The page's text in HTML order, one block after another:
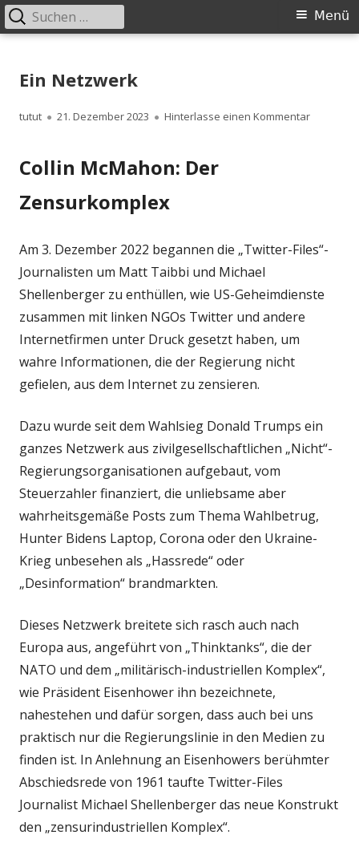
zum
Primäres
Menü
Suchen
nach:
Ein Netzwerk
Autor
tutut
Veröffentlicht
21. Dezember 2023 Hinterlasse einen Kommentarzu Ein
Collin McMahon: Der
Zensurkomplex
Am 3. Dezember 2022 begannen die „Twitter-Files“-
Journalisten um Matt Taibbi und Michael
Shellenberger zu enthüllen, wie US-Geheimdienste
zusammen mit linken NGOs Twitter und andere
Internetfirmen unter Druck gesetzt haben, um
wahre Informationen, die der Regierung nicht
gefielen, aus dem Internet zu zensieren.
Dazu wurde seit dem Wahlsieg Donald Trumps ein
ganzes Netzwerk aus zivilgesellschaftlichen „Nicht“-
Regierungsorganisationen aufgebaut, vom
Steuerzahler finanziert, die unliebsame aber
wahrheitsgemäße Posts zum Thema Wahlbetrug,
Hunter Bidens Laptop, Corona oder den Ukraine-
Krieg unbesehen als „Hassrede“ oder
„Desinformation“ brandmarkten.
Dieses Netzwerk breitete sich rasch auch nach
Europa aus, angeführt von „Thinktanks“, die der
NATO und dem „militärisch-industriellen Komplex“,
wie Präsident Eisenhower ihn bezeichnete,
nahestehen und dafür sorgen, dass auch bei uns
praktisch nur die Regierungslinie in den Medien zu
finden ist. In Anlehnung an Eisenhowers berühmter
Abschiedsrede von 1961 taufte Twitter-Files
Journalist Michael Shellenberger das neue Konstrukt
den „zensurindustriellen Komplex“.